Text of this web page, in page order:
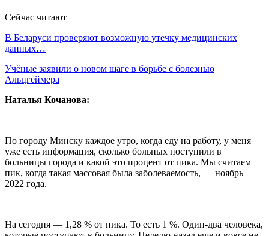
Сейчас читают
В Беларуси проверяют возможную утечку медицинских
данных…
Учёные заявили о новом шаге в борьбе с болезнью
Альцгеймера
Наталья Кочанова:
По городу Минску каждое утро, когда еду на работу, у меня
уже есть информация, сколько больных поступили в
больницы города и какой это процент от пика. Мы считаем
пик, когда такая массовая была заболеваемость, — ноябрь
2022 года.
На сегодня — 1,28 % от пика. То есть 1 %. Один-два человека,